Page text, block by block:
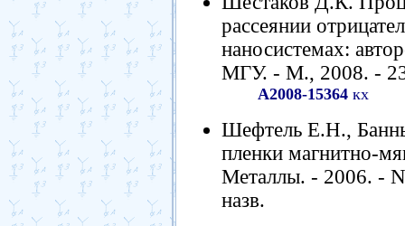
рассеянии
наносистемах:
МГУ. - М., 2008. -
А2008-15364 кх
Шефтель Е.Н.,
пленки магнитно-
Металлы. - 2006. -
назв.